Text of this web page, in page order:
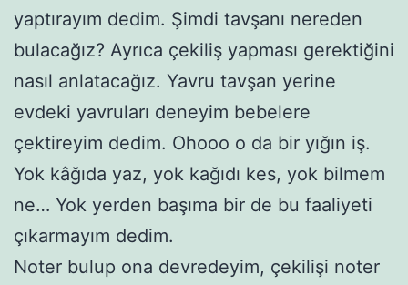
yaptırayım dedim. Şimdi tavşanı nereden
bulacağız? Ayrıca çekiliş yapması gerektiğini
nasıl anlatacağız. Yavru tavşan yerine
evdeki yavruları deneyim bebelere
çektireyim dedim. Ohooo o da bir yığın iş.
Yok kâğıda yaz, yok kağıdı kes, yok bilmem
ne… Yok yerden başıma bir de bu faaliyeti
çıkarmayım dedim.
Noter bulup ona devredeyim, çekilişi noter